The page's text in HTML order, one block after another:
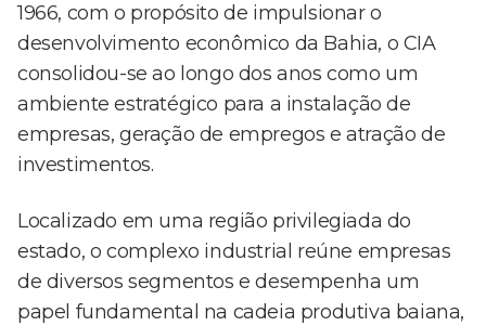
1966, com o propósito de impulsionar o
desenvolvimento econômico da Bahia, o CIA
consolidou-se ao longo dos anos como um
ambiente estratégico para a instalação de
empresas, geração de empregos e atração de
investimentos.
Localizado em uma região privilegiada do
estado, o complexo industrial reúne empresas
de diversos segmentos e desempenha um
papel fundamental na cadeia produtiva baiana,